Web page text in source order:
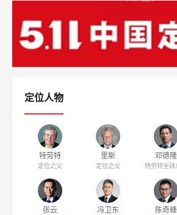
定位人物
特劳特
定位之父
里斯
定位之父
邓德隆
特劳特全球
张云 冯卫东 陈奇峰